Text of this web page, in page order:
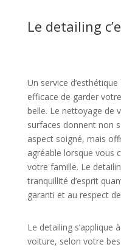
Le detailing
Un service
efficace de garder
belle. Le nettoyage de
surfaces donnent non
aspect soigné, mais
agréable lorsque vous
votre famille. Le
tranquillité d’esprit
garanti et au respect
Le detailing s’applique
voiture, selon votre